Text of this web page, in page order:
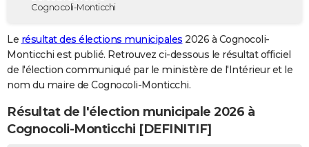
Destinations
City break
Voyage nature
Voyage de noces
Forum
GUIDES D'ACHAT
BONS PLANS
Carte de Noël
Carte Bonne année
Carte Saint-Valentin
Carte Pâques
Carte d'anniversaire
DICTIONNAIRE
Cognocoli-Monticchi
Le résultat des élections municipales 2026 à Cognocoli-
Monticchi est publié. Retrouvez ci-dessous le résultat officiel
de l'élection communiqué par le ministère de l'Intérieur et le
nom du maire de Cognocoli-Monticchi.
Résultat de l'élection municipale 2026 à
Cognocoli-Monticchi [DEFINITIF]